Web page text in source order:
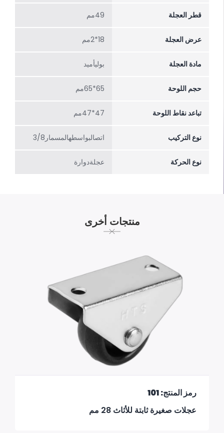
قطر العجلة 49مم
عرض العجلة 18*2مم
مادة العجلة بوليأميد
حجم اللوحة 65*65مم
تباعد نقاط اللوحة 47*47مم
نوع التركيب اتصالبواسطهالمسمار3/8
نوع الحركة عجلةدوارة
منتجات أخرى
رمز المنتج: 101
عجلات صغيرة ثابتة للأثاث 28 مم